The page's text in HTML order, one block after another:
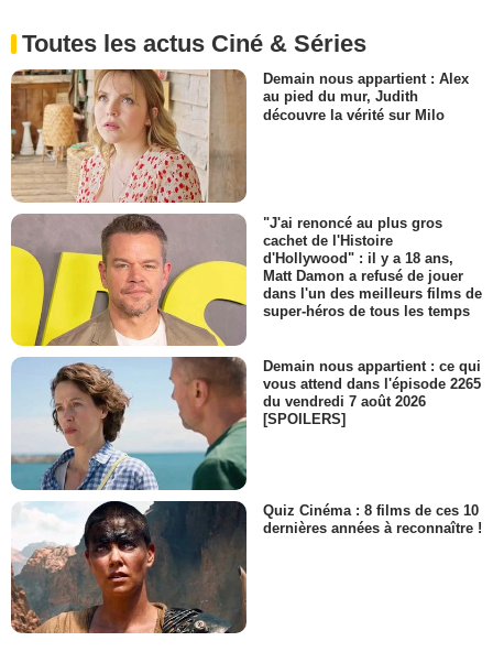
Toutes les actus Ciné & Séries
Demain nous appartient : Alex
au pied du mur, Judith
découvre la vérité sur Milo
"J'ai renoncé au plus gros
cachet de l'Histoire
d'Hollywood" : il y a 18 ans,
Matt Damon a refusé de jouer
dans l'un des meilleurs films de
super-héros de tous les temps
Demain nous appartient : ce qui
vous attend dans l'épisode 2265
du vendredi 7 août 2026
[SPOILERS]
Quiz Cinéma : 8 films de ces 10
dernières années à reconnaître !